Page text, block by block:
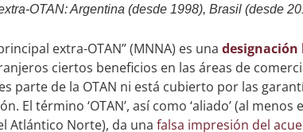
OTAN: Argentina (desde 1998), Brasil (desde
extra-OTAN” (MNNA) es una designación
ciertos beneficios en las áreas de
parte de la OTAN ni está cubierto por las
El término ‘OTAN’, así como ‘aliado’ (al
Atlántico Norte), da una falsa impresión del